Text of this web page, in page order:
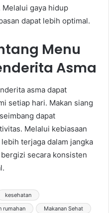
gaya hidup
dapat lebih optimal.
Menu
Asma
asma dapat
setiap hari. Makan siang
dapat
Melalui kebiasaan
terjaga dalam jangka
secara konsisten
kesehatan
rumahan
Makanan Sehat